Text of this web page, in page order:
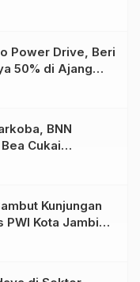
Power Drive, Beri
50% di Ajang
BNN
Cukai
beserta
Kunjungan
PWI Kota Jambi